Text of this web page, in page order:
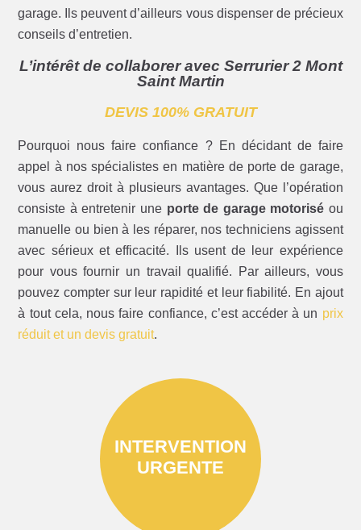
garage. Ils peuvent d’ailleurs vous dispenser de précieux
conseils d’entretien.
L’intérêt de collaborer avec Serrurier 2 Mont
Saint Martin
DEVIS 100% GRATUIT
Pourquoi nous faire confiance ? En décidant de faire
appel à nos spécialistes en matière de porte de garage,
vous aurez droit à plusieurs avantages. Que l’opération
consiste à entretenir une porte de garage motorisé ou
manuelle ou bien à les réparer, nos techniciens agissent
avec sérieux et efficacité. Ils usent de leur expérience
pour vous fournir un travail qualifié. Par ailleurs, vous
pouvez compter sur leur rapidité et leur fiabilité. En ajout
à tout cela, nous faire confiance, c’est accéder à un prix
réduit et un devis gratuit.
INTERVENTION
URGENTE